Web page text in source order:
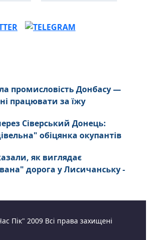
промисловість Донбасу —
працювати за їжу
Сіверський Донець:
обіцянка окупантів
як виглядає
дорога у Лисичанську -
Пік" 2009 Всі права захищені